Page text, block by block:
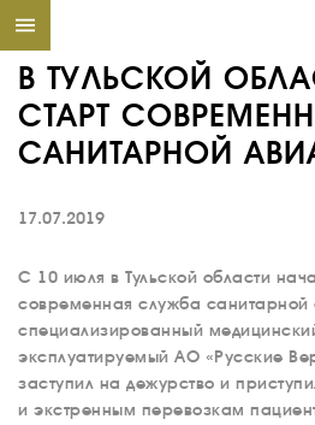
В ТУЛЬСКОЙ
СТАРТ
САНИТАРНОЙ
17.07.2019
С 10 июля в Тульской области
современная служба
специализированный
эксплуатируемый АО «Русские
заступил на дежурство и
и экстренным перевозкам